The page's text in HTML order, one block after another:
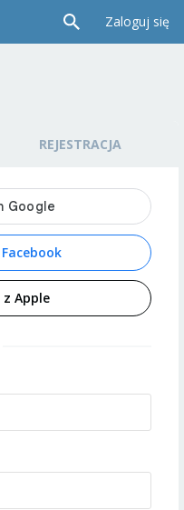
Zaloguj się
REJESTRACJA
Apple